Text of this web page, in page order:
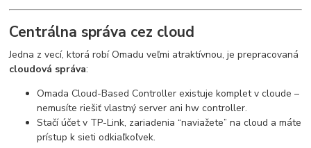
Centrálna správa cez cloud
Jedna z vecí, ktorá robí Omadu veľmi atraktívnou, je prepracovaná
cloudová správa:
Omada Cloud-Based Controller existuje komplet v cloude –
nemusíte riešiť vlastný server ani hw controller.
Stačí účet v TP-Link, zariadenia “naviažete” na cloud a máte
prístup k sieti odkiaľkoľvek.